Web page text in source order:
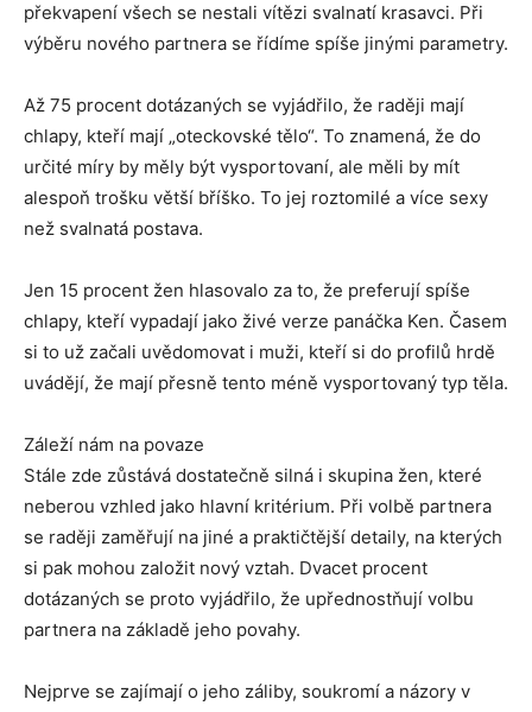
překvapení všech se nestali vítězi svalnatí krasavci. Při
výběru nového partnera se řídíme spíše jinými parametry.
Až 75 procent dotázaných se vyjádřilo, že raději mají
chlapy, kteří mají „oteckovské tělo“. To znamená, že do
určité míry by měly být vysportovaní, ale měli by mít
alespoň trošku větší bříško. To jej roztomilé a více sexy
než svalnatá postava.
Jen 15 procent žen hlasovalo za to, že preferují spíše
chlapy, kteří vypadají jako živé verze panáčka Ken. Časem
si to už začali uvědomovat i muži, kteří si do profilů hrdě
uvádějí, že mají přesně tento méně vysportovaný typ těla.
Záleží nám na povaze
Stále zde zůstává dostatečně silná i skupina žen, které
neberou vzhled jako hlavní kritérium. Při volbě partnera
se raději zaměřují na jiné a praktičtější detaily, na kterých
si pak mohou založit nový vztah. Dvacet procent
dotázaných se proto vyjádřilo, že upřednostňují volbu
partnera na základě jeho povahy.
Nejprve se zajímají o jeho záliby, soukromí a názory v